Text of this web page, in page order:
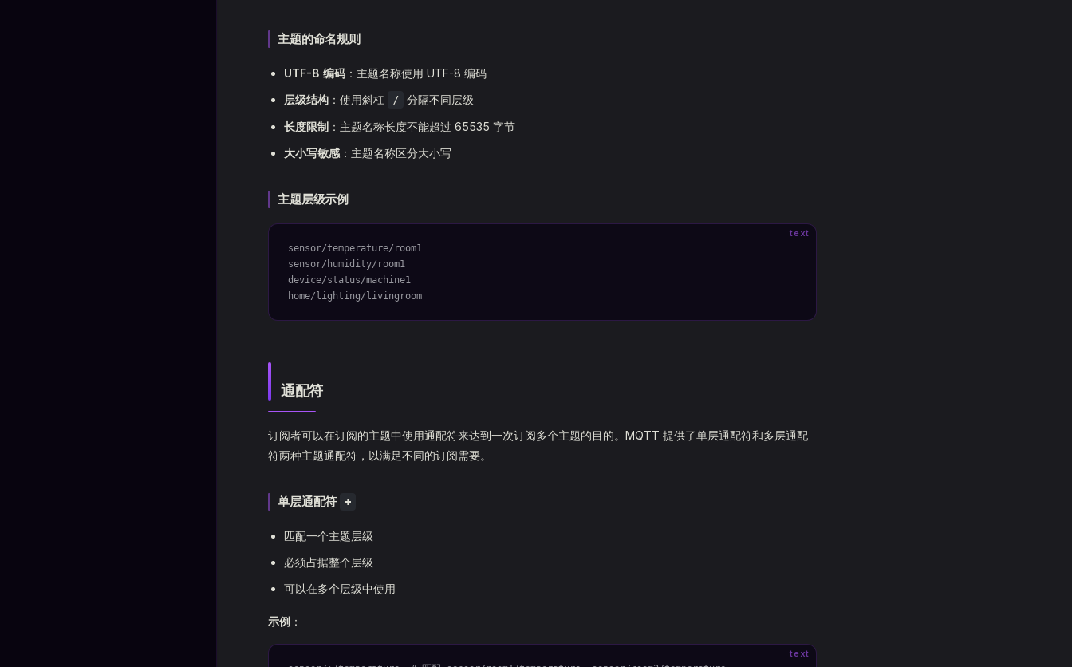
主题的命名规则
UTF-8 编码 ：主题名称使用 UTF-8 编码
层级结构 ：使用斜杠 /
分隔不同层级
长度限制 ：主题名称长度不能超过 65535 字节
大小写敏感 ：主题名称区分大小写
主题层级示例
text
sensor/temperature/room1
sensor/humidity/room1
device/status/machine1
home/lighting/livingroom
通配符
订阅者可以在订阅的主题中使用通配符来达到一次订阅多个主题的目的。MQTT 提供了单层通配符和多层通配
符两种主题通配符，以满足不同的订阅需要。
单层通配符 +
匹配一个主题层级
必须占据整个层级
可以在多个层级中使用
示例 ：
text